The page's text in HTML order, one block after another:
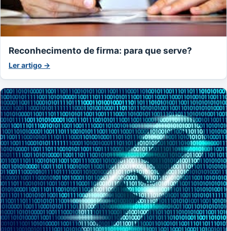
Reconhecimento de firma: para que serve?
Ler artigo →